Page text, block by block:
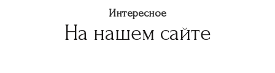
Интересное
На нашем сайте